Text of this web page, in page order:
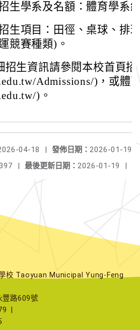
生學系及名額：體育學系
生項目：田徑、桌球、排
競賽種類)。
招生資訊請參閱本校首頁
Admissions/)，或體
)。
發佈日期： 2026-01-19
04-18
|
最後更新日期： 2026-01-19 |
|
校 Taoyuan Municipal Yung-Feng
豐路609號